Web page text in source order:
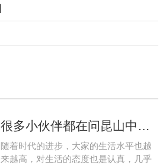
很多小伙伴都在问昆山中央空调系统出现问题该怎么维修，那么今天就给大家带来昆山中央空调的维修的教程，下 家用昆山中央空调系统出现故障该怎么维修
随着时代的进步，大家的生活水平也越
来越高，对生活的态度也是认真，几乎